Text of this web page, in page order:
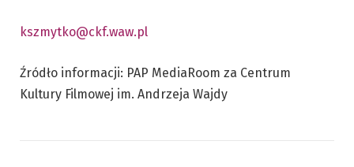
kszmytko@ckf.waw.pl
Źródło informacji: PAP MediaRoom za Centrum
Kultury Filmowej im. Andrzeja Wajdy